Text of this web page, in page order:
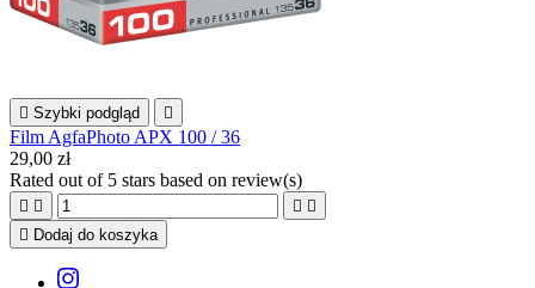
 Szybki podgląd 
Film AgfaPhoto APX 100 / 36
29,00 zł
Rated out of 5 stars based on review(s)
   
 Dodaj do koszyka